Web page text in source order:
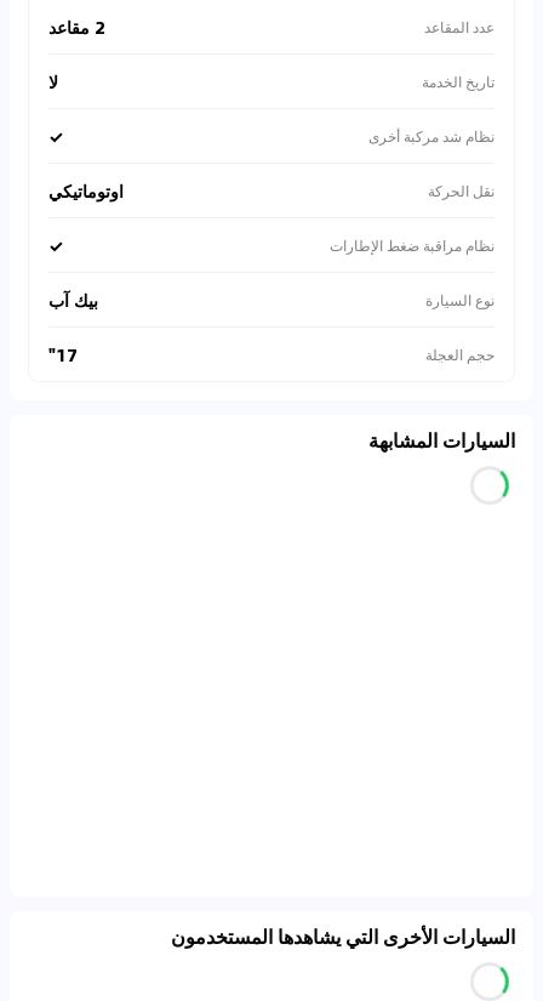
عدد المقاعد 2 مقاعد
تاريخ الخدمة لا
نظام شد مركبة أخرى ✓
نقل الحركة اوتوماتيكي
نظام مراقبة ضغط الإطارات ✓
نوع السيارة بيك آب
حجم العجلة 17"
السيارات المشابهة
السيارات الأخرى التي يشاهدها المستخدمون